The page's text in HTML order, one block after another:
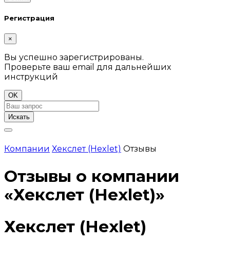
Регистрация
×
Вы успешно зарегистрированы.
Проверьте ваш email для дальнейших
инструкций
OK
Искать
Компании Хекслет (Hexlet) Отзывы
Отзывы о компании
«Хекслет (Hexlet)»
Хекслет (Hexlet)